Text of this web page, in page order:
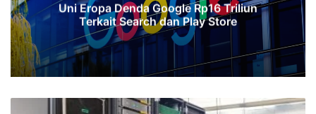
Uni Eropa Denda Google Rp16 Triliun
Terkait Search dan Play Store